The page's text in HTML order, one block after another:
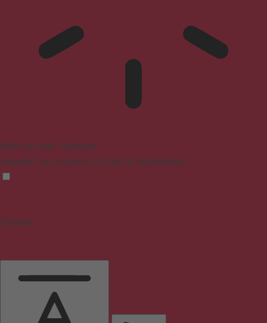
Mode sûr pour l'épilepsie
Assombrit les couleurs et arrête le clignotement
Contenu